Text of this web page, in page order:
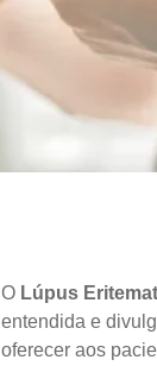
O Lúpus
entendida e
oferecer aos